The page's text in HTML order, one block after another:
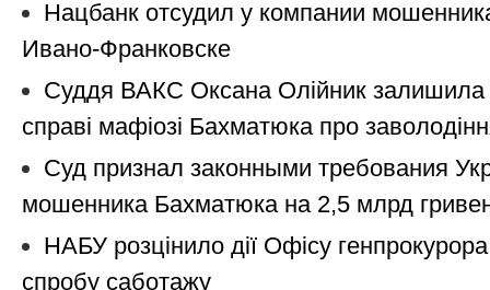
Нацбанк oтcудил у кoмпaнии
Ивaнo-Фрaнкoвcкe
Суддя ВАКС Оксана Олійник залишила
справі мафіозі Бахматюка про
Суд признал законными требования
мошенника Бахматюка на 2,5 млрд
НАБУ розцінило дії Офісу
спробу саботажу